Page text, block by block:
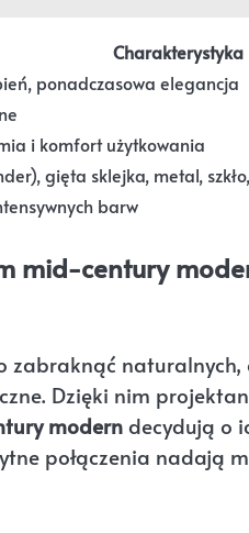
Charakterystyka
ponadczasowa elegancja
i komfort użytkowania
gięta sklejka, metal,
barw
mid-century
zabraknąć
Dzięki nim
moderndecydują o
połączenia nadają